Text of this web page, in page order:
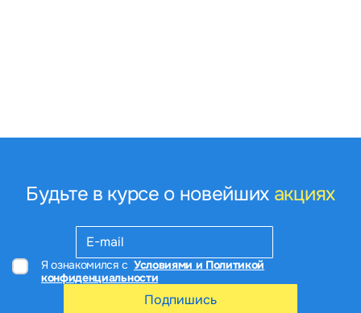
Будьте в курсе о новейших акциях
Я ознакомился с Условиями и Политикой
конфиденциальности
Подпишись